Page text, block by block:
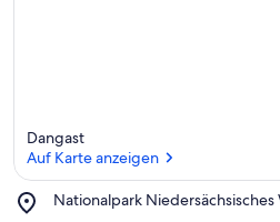
Dangast
Auf Karte anzeigen
Nationalpark
Place,